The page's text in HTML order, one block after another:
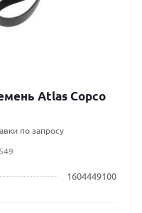
Atlas Сopco
по запросу
1604449100